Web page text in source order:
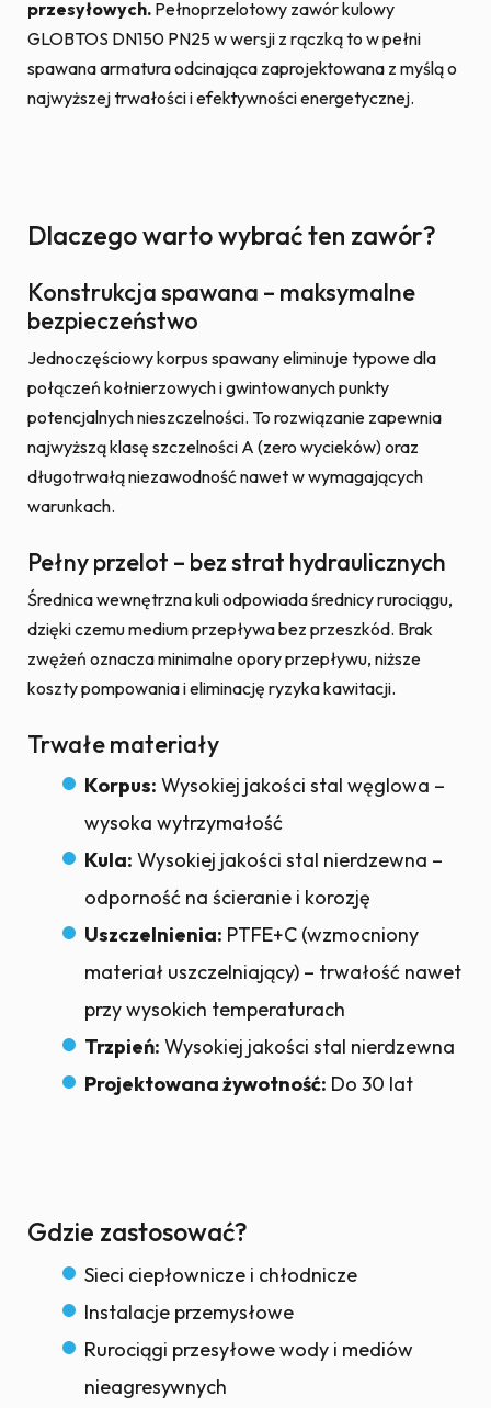
przesyłowych. Pełnoprzelotowy zawór kulowy
GLOBTOS DN150 PN25 w wersji z rączką to w pełni
spawana armatura odcinająca zaprojektowana z myślą o
najwyższej trwałości i efektywności energetycznej.
Dlaczego warto wybrać ten zawór?
Konstrukcja spawana – maksymalne
bezpieczeństwo
Jednoczęściowy korpus spawany eliminuje typowe dla
połączeń kołnierzowych i gwintowanych punkty
potencjalnych nieszczelności. To rozwiązanie zapewnia
najwyższą klasę szczelności A (zero wycieków) oraz
długotrwałą niezawodność nawet w wymagających
warunkach.
Pełny przelot – bez strat hydraulicznych
Średnica wewnętrzna kuli odpowiada średnicy rurociągu,
dzięki czemu medium przepływa bez przeszkód. Brak
zwężeń oznacza minimalne opory przepływu, niższe
koszty pompowania i eliminację ryzyka kawitacji.
Trwałe materiały
Korpus: Wysokiej jakości stal węglowa –
wysoka wytrzymałość
Kula: Wysokiej jakości stal nierdzewna –
odporność na ścieranie i korozję
Uszczelnienia: PTFE+C (wzmocniony
materiał uszczelniający) – trwałość nawet
przy wysokich temperaturach
Trzpień: Wysokiej jakości stal nierdzewna
Projektowana żywotność: Do 30 lat
Gdzie zastosować?
Sieci ciepłownicze i chłodnicze
Instalacje przemysłowe
Rurociągi przesyłowe wody i mediów
nieagresywnych